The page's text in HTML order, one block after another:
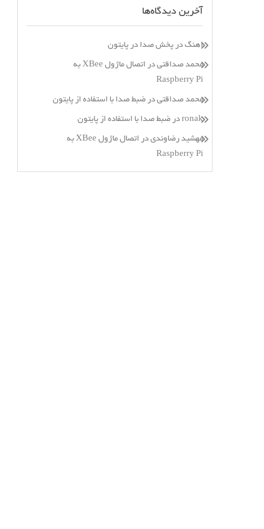
آخرین دیدگاه‌ها
اهنگ در پخش صدا در پایتون
محمد صداقتی در
اتصال ماژول XBee به
Raspberry Pi
محمد صداقتی در ضبط صدا با استفاده از پایتون
ronak در ضبط صدا با استفاده از پایتون
مهشید رضاوندی در
اتصال ماژول XBee به
Raspberry Pi